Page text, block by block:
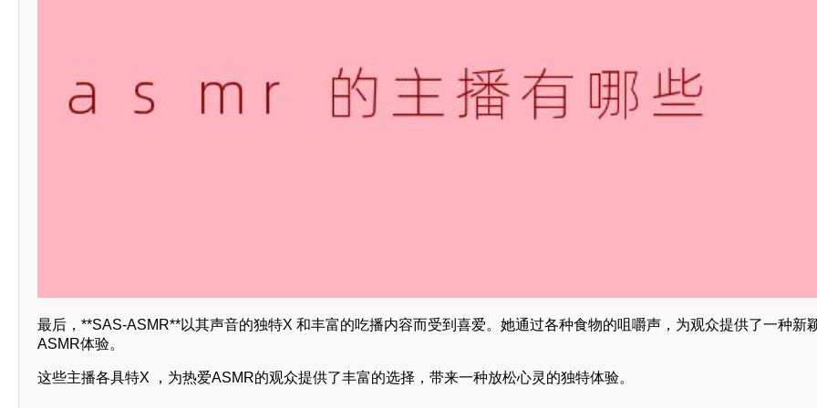
最后，**SAS-ASMR**以其声音的独特X 和丰富的吃播内容而受到喜爱。她通过各种食物的咀嚼声，为观众提供了一种新
ASMR体验。
这些主播各具特X ，为热爱ASMR的观众提供了丰富的选择，带来一种放松心灵的独特体验。